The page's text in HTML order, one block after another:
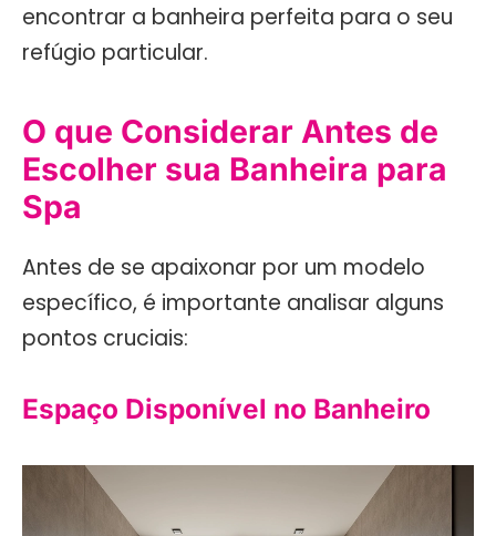
encontrar a banheira perfeita para o seu
refúgio particular.
O que Considerar Antes de
Escolher sua Banheira para
Spa
Antes de se apaixonar por um modelo
específico, é importante analisar alguns
pontos cruciais:
Espaço Disponível no Banheiro